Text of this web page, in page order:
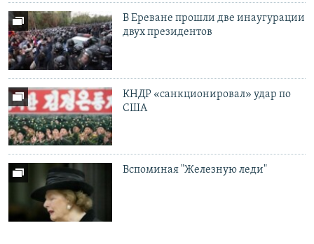
В Ереване прошли две инаугурации
двух президентов
КНДР «санкционировал» удар по
США
Вспоминая "Железную леди"